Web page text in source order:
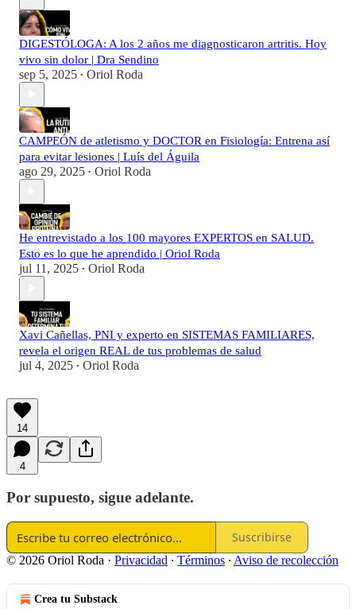
DIGESTÓLOGA: A los 2 años me diagnosticaron artritis. Hoy
vivo sin dolor | Dra Sendino
sep 5, 2025 • Oriol Roda
CAMPEÓN de atletismo y DOCTOR en Fisiología: Entrena así
para evitar lesiones | Luís del Águila
ago 29, 2025 • Oriol Roda
He entrevistado a los 100 mayores EXPERTOS en SALUD.
Esto es lo que he aprendido | Oriol Roda
jul 11, 2025 • Oriol Roda
Xavi Cañellas, PNI y experto en SISTEMAS FAMILIARES,
revela el origen REAL de tus problemas de salud
jul 4, 2025 • Oriol Roda
14
4
Por supuesto, sigue adelante.
Suscribirse
© 2026 Oriol Roda · Privacidad ∙ Términos ∙ Aviso de recolección
Crea tu Substack